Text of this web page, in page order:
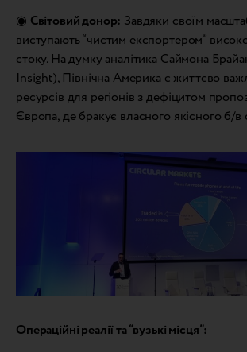
◉ Світовий донор: Завдяки своїм
виступають “чистим експортером”
стоку. На думку аналітика Саймона
Insight), Північна Америка є життєво
ресурсів для регіонів з дефіцитом
Європа, де бракує власного якісного б/в
Операційні реалії та “вузькі місця”: